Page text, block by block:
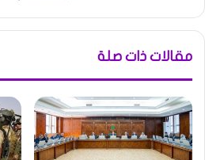
مقالات ذات صلة